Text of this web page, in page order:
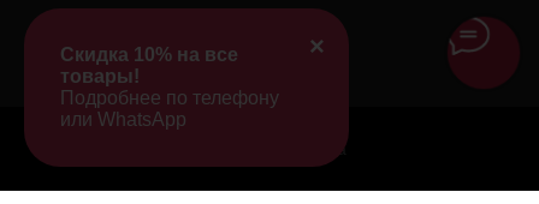
×
Скидка 10% на все
товары!
Подробнее по телефону
или WhatsApp
Tilda